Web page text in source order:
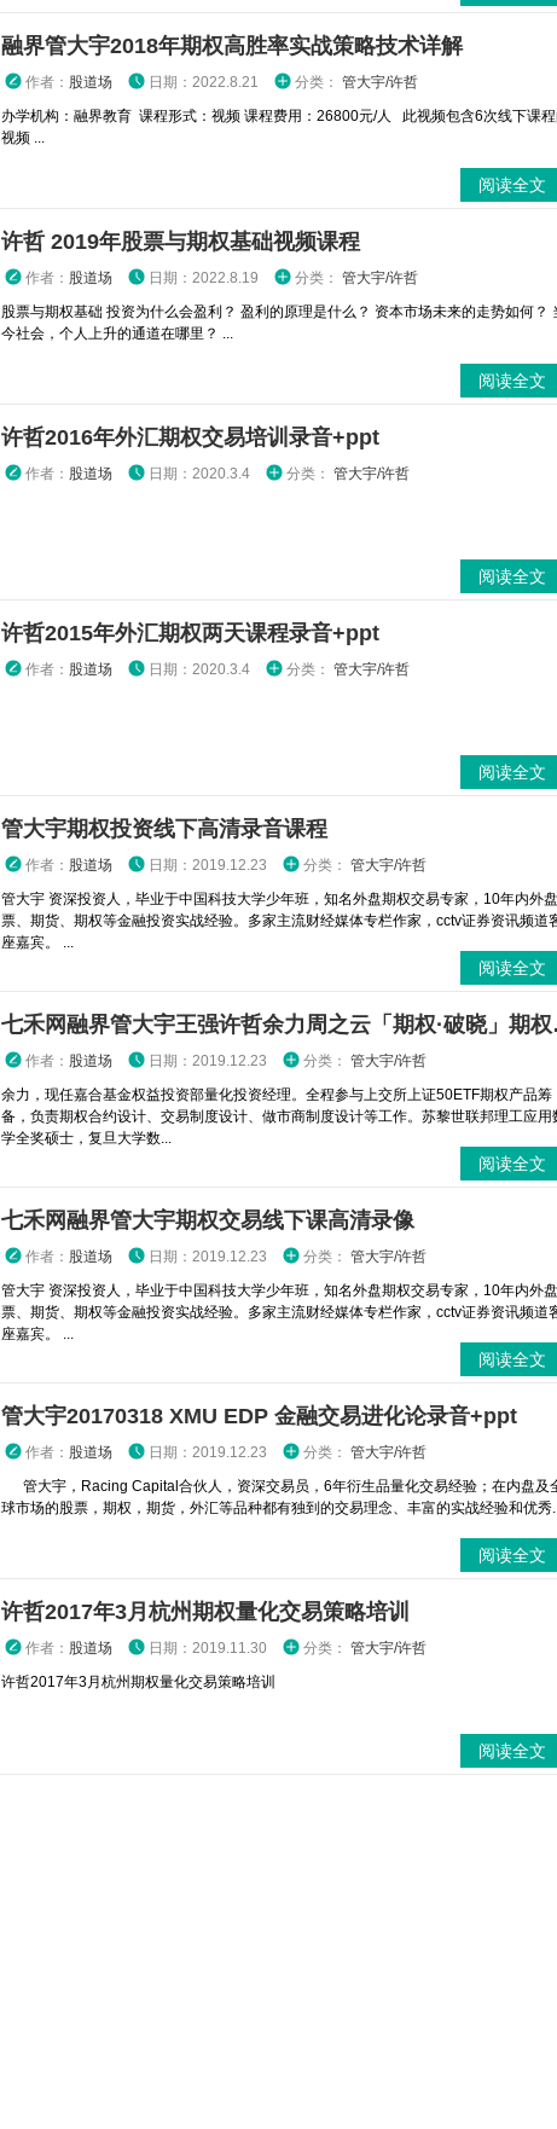
融界管大宇2018年期权高胜率实战策略技术详解
作者： 股道场 日期：2022.8.21 分类： 管大宇/许哲
办学机构：融界教育 课程形式：视频 课程费用：26800元/人 此视频包含6次线下课程
视频 ...
阅读全文
许哲 2019年股票与期权基础视频课程
作者： 股道场 日期：2022.8.19 分类： 管大宇/许哲
股票与期权基础 投资为什么会盈利？ 盈利的原理是什么？ 资本市场未来的走势如何？
今社会，个人上升的通道在哪里？ ...
阅读全文
许哲2016年外汇期权交易培训录音+ppt
作者： 股道场 日期：2020.3.4 分类： 管大宇/许哲
阅读全文
许哲2015年外汇期权两天课程录音+ppt
作者： 股道场 日期：2020.3.4 分类： 管大宇/许哲
阅读全文
管大宇期权投资线下高清录音课程
作者： 股道场 日期：2019.12.23 分类： 管大宇/许哲
管大宇 资深投资人，毕业于中国科技大学少年班，知名外盘期权交易专家，10年内外
票、期货、期权等金融投资实战经验。多家主流财经媒体专栏作家，cctv证券资讯频道
座嘉宾。 ...
阅读全文
七禾网
作者： 股道场 日期：2019.12.23 分类： 管大宇/许哲
余力，现任嘉合基金权益投资部量化投资经理。全程参与上交所上证50ETF期权产品筹
备，负责期权合约设计、交易制度设计、做市商制度设计等工作。苏黎世联邦理工应用
学全奖硕士，复旦大学数...
阅读全文
七禾网融界管大宇期权交易线下课高清录像
作者： 股道场 日期：2019.12.23 分类： 管大宇/许哲
管大宇 资深投资人，毕业于中国科技大学少年班，知名外盘期权交易专家，10年内外
票、期货、期权等金融投资实战经验。多家主流财经媒体专栏作家，cctv证券资讯频道
座嘉宾。 ...
阅读全文
管大宇20170318 XMU EDP 金融交易进化论录音+ppt
作者： 股道场 日期：2019.12.23 分类： 管大宇/许哲
管大宇，Racing Capital合伙人，资深交易员，6年衍生品量化交易经验；在内盘及
球市场的股票，期权，期货，外汇等品种都有独到的交易理念、丰富的实战经验和优秀
阅读全文
许哲2017年3月杭州期权量化交易策略培训
作者： 股道场 日期：2019.11.30 分类： 管大宇/许哲
许哲2017年3月杭州期权量化交易策略培训
阅读全文